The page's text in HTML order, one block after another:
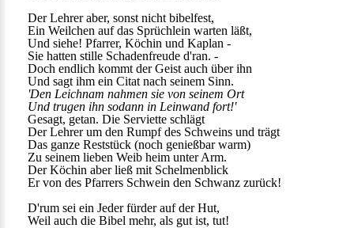
Der Lehrer aber, sonst nicht bibelfest,
Ein Weilchen auf das Sprüchlein warten läßt,
Und siehe! Pfarrer, Köchin und Kaplan -
Sie hatten stille Schadenfreude d'ran. -
Doch endlich kommt der Geist auch über ihn
Und sagt ihm ein Citat nach seinem Sinn.
'Den Leichnam nahmen sie von seinem Ort
Und trugen ihn sodann in Leinwand fort!'
Gesagt, getan. Die Serviette schlägt
Der Lehrer um den Rumpf des Schweins und trägt
Das ganze Reststück (noch genießbar warm)
Zu seinem lieben Weib heim unter Arm.
Der Köchin aber ließ mit Schelmenblick
Er von des Pfarrers Schwein den Schwanz zurück!
D'rum sei ein Jeder fürder auf der Hut,
Weil auch die Bibel mehr, als gut ist, tut!